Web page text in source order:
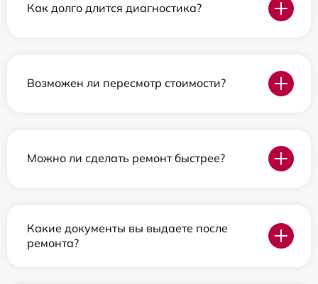
Как долго длится диагностика?
Возможен ли пересмотр стоимости?
Можно ли сделать ремонт быстрее?
Какие документы вы выдаете после
ремонта?